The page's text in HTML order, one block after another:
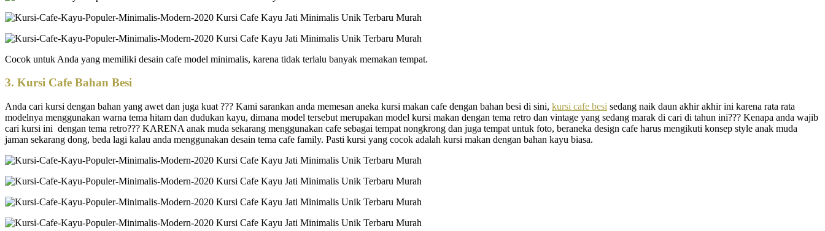
Cocok untuk Anda yang memiliki desain cafe model minimalis, karena tidak terlalu banyak memakan tempat.
3. Kursi Cafe Bahan Besi
Anda cari kursi dengan bahan yang awet dan juga kuat ??? Kami sarankan anda memesan aneka kursi makan cafe dengan bahan besi di sini, kursi cafe besi sedang naik daun akhir akhir ini karena rata rata
modelnya menggunakan warna tema hitam dan dudukan kayu, dimana model tersebut merupakan model kursi makan dengan tema retro dan vintage yang sedang marak di cari di tahun ini??? Kenapa anda wajib
cari kursi ini dengan tema retro??? KARENA anak muda sekarang menggunakan cafe sebagai tempat nongkrong dan juga tempat untuk foto, beraneka design cafe harus mengikuti konsep style anak muda
jaman sekarang dong, beda lagi kalau anda menggunakan desain tema cafe family. Pasti kursi yang cocok adalah kursi makan dengan bahan kayu biasa.